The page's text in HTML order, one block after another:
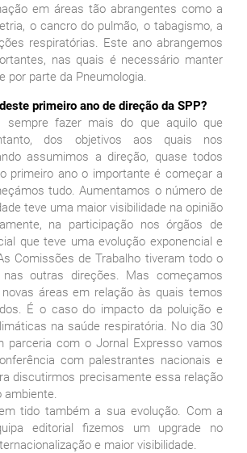
em áreas tão abrangentes como a
o cancro do pulmão, o tabagismo, a
respiratórias. Este ano abrangemos
nas quais é necessário manter
por parte da Pneumologia.
primeiro ano de direção da SPP?
sempre fazer mais do que aquilo que
dos objetivos aos quais nos
assumimos a direção, quase todos
primeiro ano o importante é começar a
tudo. Aumentamos o número de
teve uma maior visibilidade na opinião
na participação nos órgãos de
que teve uma evolução exponencial e
Comissões de Trabalho tiveram todo o
outras direções. Mas começamos
áreas em relação às quais temos
É o caso do impacto da poluição e
na saúde respiratória. No dia 30
parceria com o Jornal Expresso vamos
com palestrantes nacionais e
discutirmos precisamente essa relação
tido também a sua evolução. Com a
editorial fizemos um upgrade no
e maior visibilidade.